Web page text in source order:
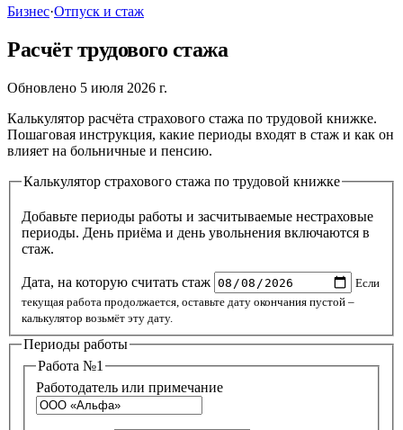
Бизнес·Отпуск и стаж
Расчёт трудового стажа
Обновлено 5 июля 2026 г.
Калькулятор расчёта страхового стажа по трудовой книжке.
Пошаговая инструкция, какие периоды входят в стаж и как он
влияет на больничные и пенсию.
Калькулятор страхового стажа по трудовой книжке
Добавьте периоды работы и засчитываемые нестраховые
периоды. День приёма и день увольнения включаются в
стаж.
Дата, на которую считать стаж
Если
текущая работа продолжается, оставьте дату окончания пустой –
калькулятор возьмёт эту дату.
Периоды работы
Работа №1
Работодатель или примечание